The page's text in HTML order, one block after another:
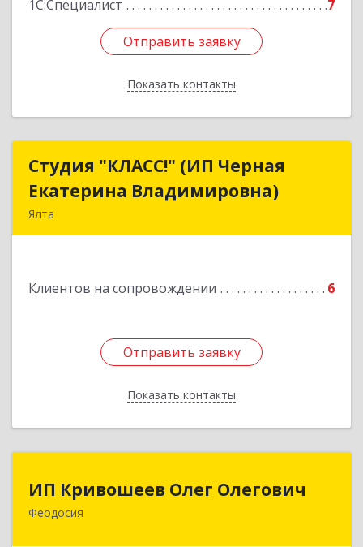
1С:Специалист 7
Отправить заявку
Показать контакты
Отправить заявку
Назад
Студия "КЛАСС!" (ИП Черная
Екатерина Владимировна)
Ялта
Клиентов на сопровождении 6
Отправить заявку
Показать контакты
Студия "КЛАСС!" (ИП Черная
Екатерина Владимировна)
Отправить заявку
Назад
ИП Кривошеев Олег Олегович
Феодосия